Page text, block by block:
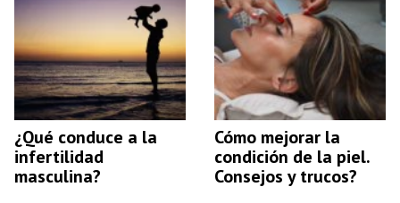
¿Qué conduce a la
infertilidad
masculina?
Cómo mejorar la
condición de la piel.
Consejos y trucos?